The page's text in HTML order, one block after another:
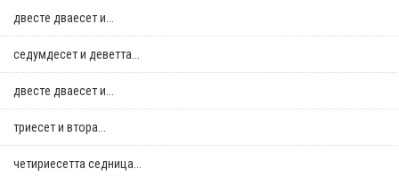
двестe дваесет и...
седумдесет и деветта...
двестe дваесет и...
триесет и втора...
четириесетта седница...